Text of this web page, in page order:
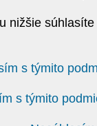
nižšie
s týmito
s týmito